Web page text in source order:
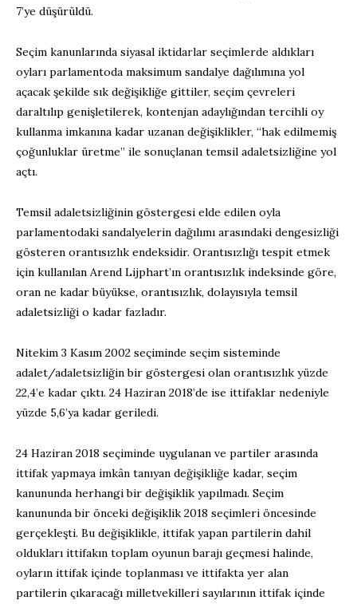
7’ye düşürüldü.
Seçim kanunlarında siyasal iktidarlar seçimlerde aldıkları
oyları parlamentoda maksimum sandalye dağılımına yol
açacak şekilde sık değişikliğe gittiler, seçim çevreleri
daraltılıp genişletilerek, kontenjan adaylığından tercihli oy
kullanma imkanına kadar uzanan değişiklikler, “hak edilmemiş
çoğunluklar üretme” ile sonuçlanan temsil adaletsizliğine yol
açtı.
Temsil adaletsizliğinin göstergesi elde edilen oyla
parlamentodaki sandalyelerin dağılımı arasındaki dengesizliği
gösteren orantısızlık endeksidir. Orantısızlığı tespit etmek
için kullanılan Arend Lijphart’ın orantısızlık indeksinde göre,
oran ne kadar büyükse, orantısızlık, dolayısıyla temsil
adaletsizliği o kadar fazladır.
Nitekim 3 Kasım 2002 seçiminde seçim sisteminde
adalet/adaletsizliğin bir göstergesi olan orantısızlık yüzde
22,4’e kadar çıktı. 24 Haziran 2018’de ise ittifaklar nedeniyle
yüzde 5,6’ya kadar geriledi.
24 Haziran 2018 seçiminde uygulanan ve partiler arasında
ittifak yapmaya imkân tanıyan değişikliğe kadar, seçim
kanununda herhangi bir değişiklik yapılmadı. Seçim
kanununda bir önceki değişiklik 2018 seçimleri öncesinde
gerçekleşti. Bu değişiklikle, ittifak yapan partilerin dahil
oldukları ittifakın toplam oyunun barajı geçmesi halinde,
oyların ittifak içinde toplanması ve ittifakta yer alan
partilerin çıkaracağı milletvekilleri sayılarının ittifak içinde